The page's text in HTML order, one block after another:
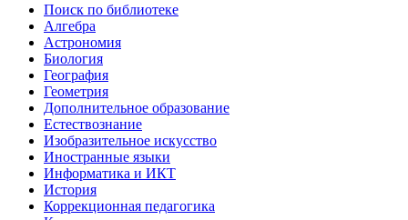
Поиск по библиотеке
Алгебра
Астрономия
Биология
География
Геометрия
Дополнительное образование
Естествознание
Изобразительное искусство
Иностранные языки
Информатика и ИКТ
История
Коррекционная педагогика